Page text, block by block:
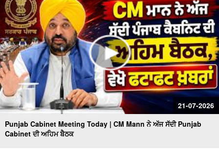
21-07-2026
Punjab Cabinet Meeting Today | CM Mann ਨੇ ਅੱਜ ਸੱਦੀ Punjab
Cabinet ਦੀ ਅਹਿਮ ਬੈਠਕ